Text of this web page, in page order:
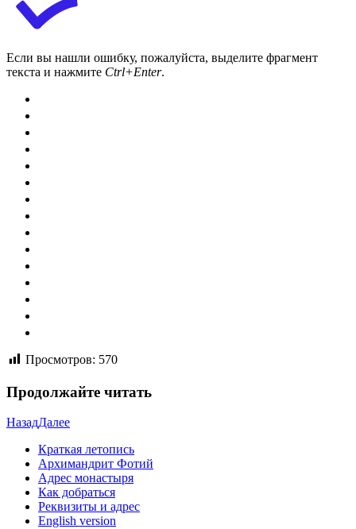
Если вы нашли ошибку, пожалуйста, выделите фрагмент
текста и нажмите Ctrl+Enter.
Просмотров: 570
Продолжайте читать
НазадДалее
Краткая летопись
Архимандрит Фотий
Адрес монастыря
Как добраться
Реквизиты и адрес
English version